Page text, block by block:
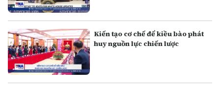
Kiến tạo cơ chế để kiều bào phát
huy nguồn lực chiến lược